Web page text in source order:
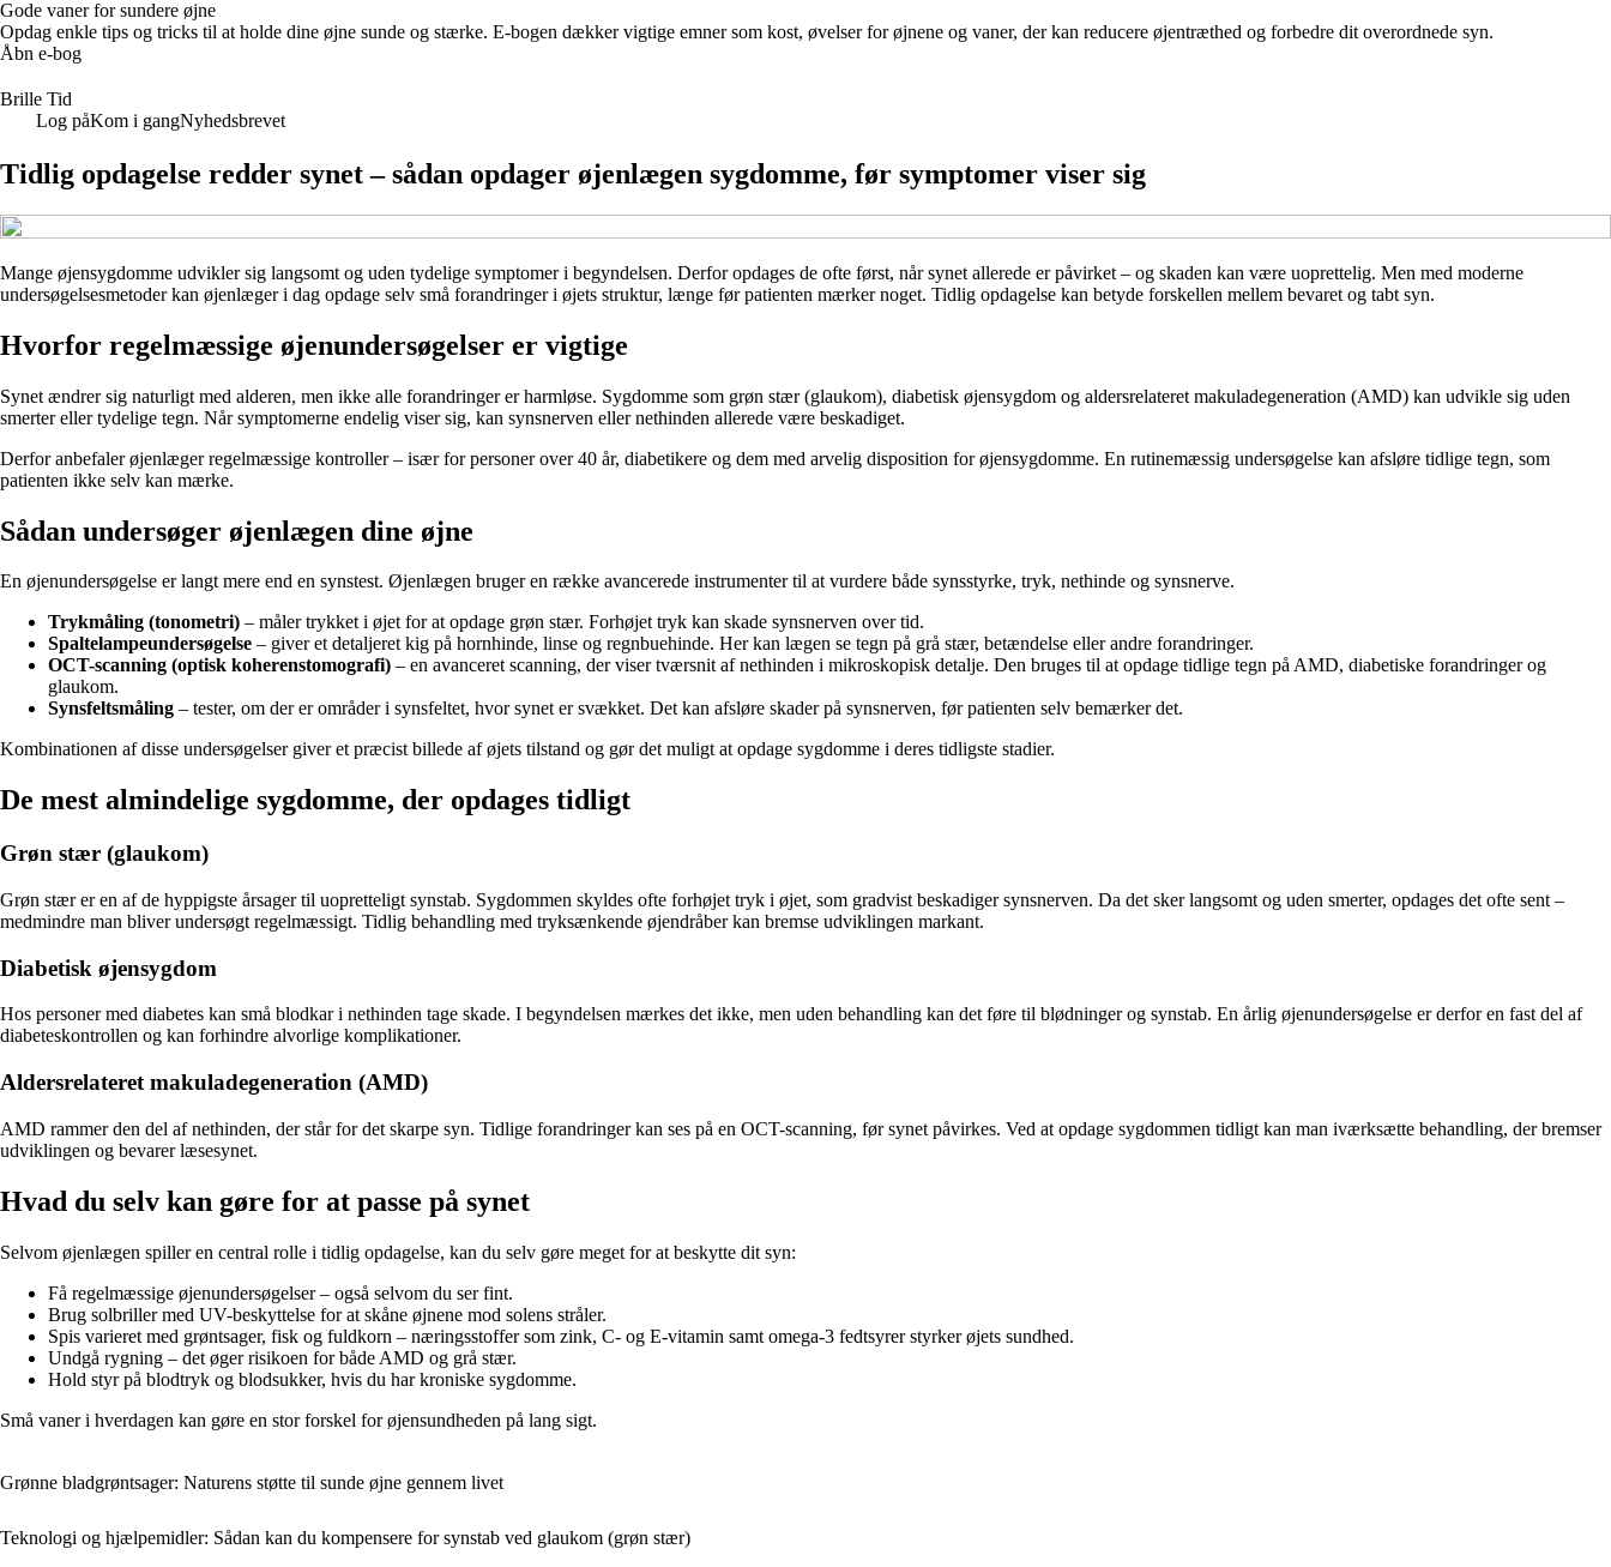
Gode vaner for sundere øjne
Opdag enkle tips og tricks til at holde dine øjne sunde og stærke. E-bogen dækker vigtige emner som kost, øvelser for øjnene og vaner, der kan reducere øjentræthed og forbedre dit overordnede syn.
Åbn e-bog
Brille Tid
Log påKom i gangNyhedsbrevet
Tidlig opdagelse redder synet – sådan opdager øjenlægen sygdomme, før symptomer viser sig
Mange øjensygdomme udvikler sig langsomt og uden tydelige symptomer i begyndelsen. Derfor opdages de ofte først, når synet allerede er påvirket – og skaden kan være uoprettelig. Men med moderne
undersøgelsesmetoder kan øjenlæger i dag opdage selv små forandringer i øjets struktur, længe før patienten mærker noget. Tidlig opdagelse kan betyde forskellen mellem bevaret og tabt syn.
Hvorfor regelmæssige øjenundersøgelser er vigtige
Synet ændrer sig naturligt med alderen, men ikke alle forandringer er harmløse. Sygdomme som grøn stær (glaukom), diabetisk øjensygdom og aldersrelateret makuladegeneration (AMD) kan udvikle sig uden
smerter eller tydelige tegn. Når symptomerne endelig viser sig, kan synsnerven eller nethinden allerede være beskadiget.
Derfor anbefaler øjenlæger regelmæssige kontroller – især for personer over 40 år, diabetikere og dem med arvelig disposition for øjensygdomme. En rutinemæssig undersøgelse kan afsløre tidlige tegn, som
patienten ikke selv kan mærke.
Sådan undersøger øjenlægen dine øjne
En øjenundersøgelse er langt mere end en synstest. Øjenlægen bruger en række avancerede instrumenter til at vurdere både synsstyrke, tryk, nethinde og synsnerve.
Trykmåling (tonometri) – måler trykket i øjet for at opdage grøn stær. Forhøjet tryk kan skade synsnerven over tid.
Spaltelampeundersøgelse – giver et detaljeret kig på hornhinde, linse og regnbuehinde. Her kan lægen se tegn på grå stær, betændelse eller andre forandringer.
OCT-scanning (optisk koherenstomografi) – en avanceret scanning, der viser tværsnit af nethinden i mikroskopisk detalje. Den bruges til at opdage tidlige tegn på AMD, diabetiske forandringer og
glaukom.
Synsfeltsmåling – tester, om der er områder i synsfeltet, hvor synet er svækket. Det kan afsløre skader på synsnerven, før patienten selv bemærker det.
Kombinationen af disse undersøgelser giver et præcist billede af øjets tilstand og gør det muligt at opdage sygdomme i deres tidligste stadier.
De mest almindelige sygdomme, der opdages tidligt
Grøn stær (glaukom)
Grøn stær er en af de hyppigste årsager til uopretteligt synstab. Sygdommen skyldes ofte forhøjet tryk i øjet, som gradvist beskadiger synsnerven. Da det sker langsomt og uden smerter, opdages det ofte sent –
medmindre man bliver undersøgt regelmæssigt. Tidlig behandling med tryksænkende øjendråber kan bremse udviklingen markant.
Diabetisk øjensygdom
Hos personer med diabetes kan små blodkar i nethinden tage skade. I begyndelsen mærkes det ikke, men uden behandling kan det føre til blødninger og synstab. En årlig øjenundersøgelse er derfor en fast del af
diabeteskontrollen og kan forhindre alvorlige komplikationer.
Aldersrelateret makuladegeneration (AMD)
AMD rammer den del af nethinden, der står for det skarpe syn. Tidlige forandringer kan ses på en OCT-scanning, før synet påvirkes. Ved at opdage sygdommen tidligt kan man iværksætte behandling, der bremser
udviklingen og bevarer læsesynet.
Hvad du selv kan gøre for at passe på synet
Selvom øjenlægen spiller en central rolle i tidlig opdagelse, kan du selv gøre meget for at beskytte dit syn:
Få regelmæssige øjenundersøgelser – også selvom du ser fint.
Brug solbriller med UV-beskyttelse for at skåne øjnene mod solens stråler.
Spis varieret med grøntsager, fisk og fuldkorn – næringsstoffer som zink, C- og E-vitamin samt omega-3 fedtsyrer styrker øjets sundhed.
Undgå rygning – det øger risikoen for både AMD og grå stær.
Hold styr på blodtryk og blodsukker, hvis du har kroniske sygdomme.
Små vaner i hverdagen kan gøre en stor forskel for øjensundheden på lang sigt.
Grønne bladgrøntsager: Naturens støtte til sunde øjne gennem livet
Teknologi og hjælpemidler: Sådan kan du kompensere for synstab ved glaukom (grøn stær)